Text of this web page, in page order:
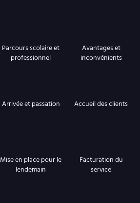
Parcours scolaire et
professionnel
Avantages et
inconvénients
Arrivée et passation Accueil des clients
Mise en place pour le
lendemain
Facturation du
service